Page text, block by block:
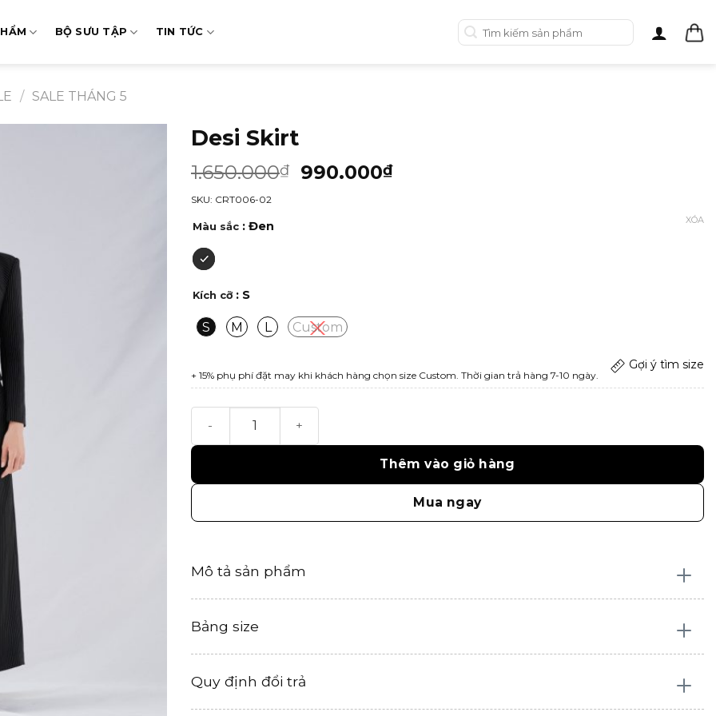
BỘ SƯU TẬP TIN TỨC
Tìm
kiếm:
/ SALE THÁNG 5
Desi Skirt
1.650.000₫ 990.000₫
SKU: CRT006-02
Màu sắc : Đen
Kích cỡ : S
S M L Custom
XÓA
+ 15% phụ phí đặt may khi khách hàng chọn size Custom. Thời gian trả hàng 7-10 ngày.
Gợi ý tìm size
Thêm vào giỏ hàng
Mua ngay
Mô tả sản phẩm
Bảng size
Quy định đổi trả